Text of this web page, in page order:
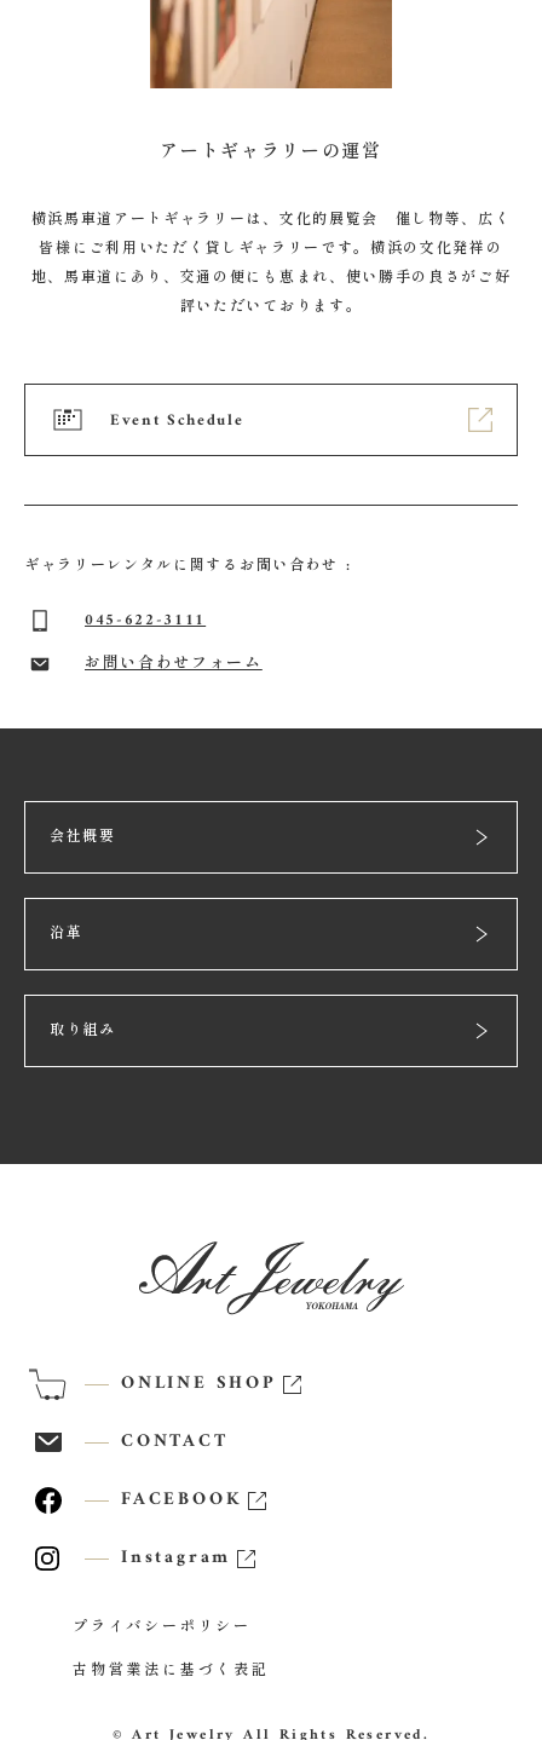
アートギャラリーの運営
横浜馬車道アートギャラリーは、文化的展覧会 催し物等、広く
皆様にご利用いただく貸しギャラリーです。横浜の文化発祥の
地、馬車道にあり、交通の便にも恵まれ、使い勝手の良さがご好
評いただいております。
Event Schedule
ギャラリーレンタルに関するお問い合わせ :
045-622-3111
お問い合わせフォーム
会社概要
沿革
取り組み
ONLINE SHOP
CONTACT
FACEBOOK
Instagram
プライバシーポリシー
古物営業法に基づく表記